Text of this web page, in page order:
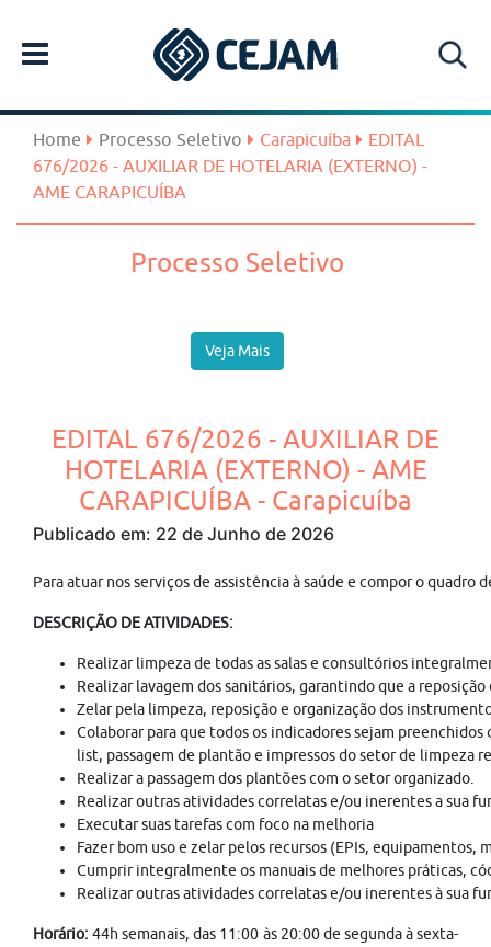
Home Processo Seletivo Carapicuíba
EDITAL
676/2026 - AUXILIAR DE HOTELARIA (EXTERNO) -
AME CARAPICUÍBA
Processo Seletivo
Veja Mais
EDITAL 676/2026 - AUXILIAR DE
HOTELARIA (EXTERNO) - AME
CARAPICUÍBA - Carapicuíba
Publicado em: 22 de Junho de 2026
Para atuar nos serviços de assistência à saúde e compor o
DESCRIÇÃO DE ATIVIDADES:
Realizar limpeza de todas as salas e consultórios
Realizar lavagem dos sanitários, garantindo que a
Zelar pela limpeza, reposição e organização dos
Colaborar para que todos os indicadores sejam
list, passagem de plantão e impressos do setor de limpeza
Realizar a passagem dos plantões com o setor organizado.
Realizar outras atividades correlatas e/ou inerentes a sua
Executar suas tarefas com foco na melhoria
Fazer bom uso e zelar pelos recursos (EPIs,
Cumprir integralmente os manuais de melhores práticas,
Realizar outras atividades correlatas e/ou inerentes à sua
Horário:44h semanais, das 11:00 às 20:00 de segunda à sexta-